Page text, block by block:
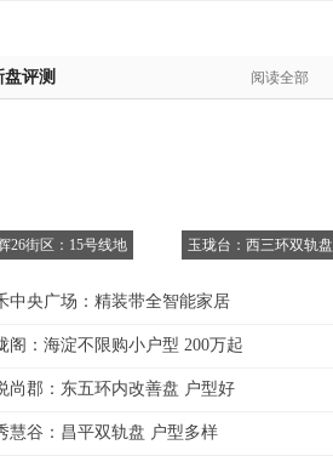
盘评测 阅读全部
26街区：15号线地 玉珑台：西三环双轨盘
中央广场：精装带全智能家居
阁：海淀不限购小户型 200万起
尚郡：东五环内改善盘 户型好
慧谷：昌平双轨盘 户型多样